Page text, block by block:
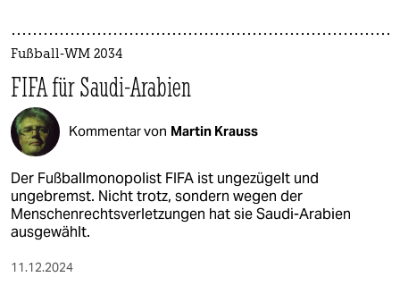
Fußball-WM 2034
FIFA für Saudi-Arabien
Kommentar von Martin Krauss
Der Fußballmonopolist FIFA ist ungezügelt und
ungebremst. Nicht trotz, sondern wegen der
Menschenrechtsverletzungen hat sie Saudi-Arabien
ausgewählt.
11.12.2024